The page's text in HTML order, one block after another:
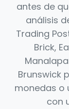
antes de
análisis
Trading
Brick,
Brunswick
monedas o
con